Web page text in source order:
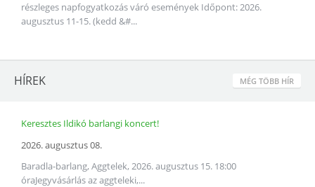
részleges napfogyatkozás váró események Időpont: 2026.
augusztus 11-15. (kedd &#...
HÍREK MÉG TÖBB HÍR
Keresztes Ildikó barlangi koncert!
2026. augusztus 08.
Baradla-barlang, Aggtelek, 2026. augusztus 15. 18:00
óraJegyvásárlás az aggteleki,...